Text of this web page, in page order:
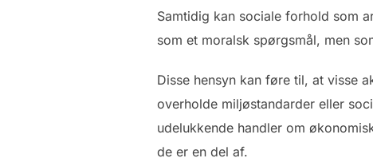
Samtidig kan sociale forhold som
som et moralsk spørgsmål, men
Disse hensyn kan føre til, at visse
overholde miljøstandarder eller
udelukkende handler om
de er en del af.